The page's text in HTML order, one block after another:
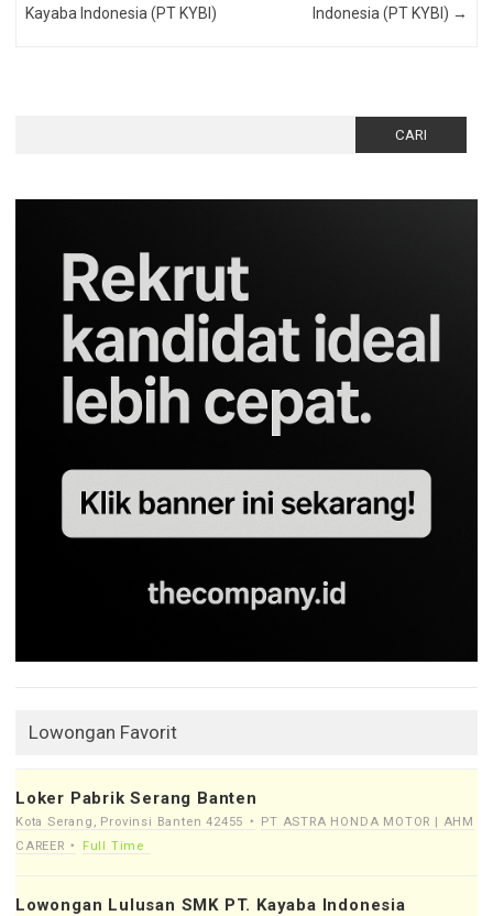
Kayaba Indonesia (PT KYBI) Indonesia (PT KYBI) →
Lowongan Favorit
Loker Pabrik Serang Banten
Kota Serang, Provinsi Banten 42455
PT ASTRA HONDA MOTOR | AHM
CAREER
Full Time
Lowongan Lulusan SMK PT. Kayaba Indonesia